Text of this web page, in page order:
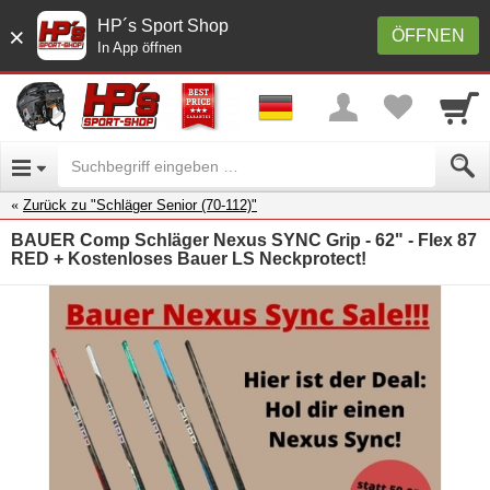
× ÖFFNEN
HP´s Sport Shop
In App öffnen
Zurück zu "Schläger Senior (70-112)"
BAUER Comp Schläger Nexus SYNC Grip - 62" - Flex 87
RED + Kostenloses Bauer LS Neckprotect!